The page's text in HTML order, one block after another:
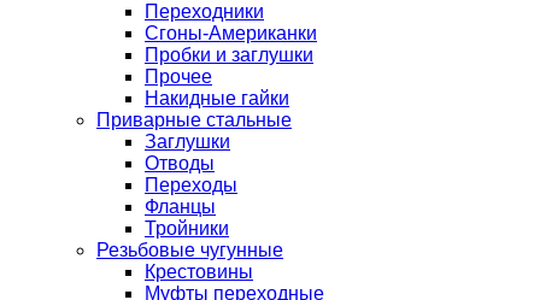
Переходники
Сгоны-Американки
Пробки и заглушки
Прочее
Накидные гайки
Приварные стальные
Заглушки
Отводы
Переходы
Фланцы
Тройники
Резьбовые чугунные
Крестовины
Муфты переходные